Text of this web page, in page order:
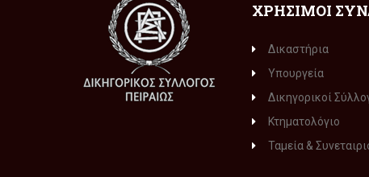
ΧΡΗΣΙΜΟΙ
Δικαστήρια
Υπουργεία
Δικηγορικοί
Κτηματολόγιο
Ταμεία &